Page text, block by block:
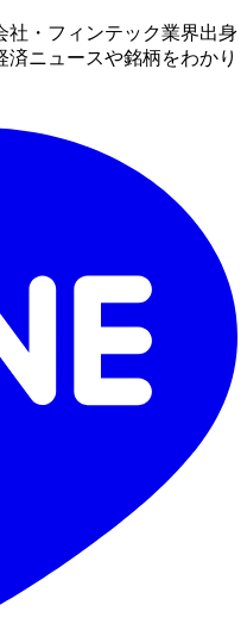
社・フィンテック業界出身
ニュースや銘柄をわかり